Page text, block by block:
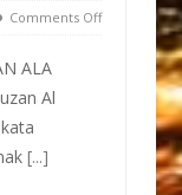
Comments Off
ALA
Al
[...]